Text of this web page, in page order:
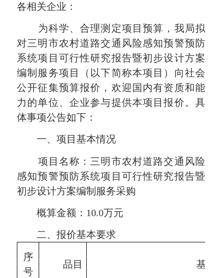
各相关企业：
为科学、合理测定项目预算，我局拟
对三明市农村道路交通风险感知预警预防
系统项目可行性研究报告暨初步设计方案
编制服务项目（以下简称本项目）向社会
公开征集预算报价，欢迎国内有资质和能
力的单位、企业参与提供本项目报价。具
体事项公告如下 ：
一、项目基本情况
项目名称：三明市农村道路交通风险
感知预警预防系统项目可行性研究报告暨
初步设计方案编制服务采购
概算金额： 10.0万元
二、报价基本要求
序
号
品目 基本